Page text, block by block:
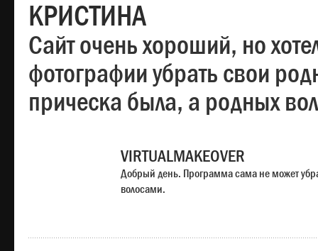
КРИСТИНА
Сайт очень хороший, но
фотографии убрать свои
прическа была, а родных
VIRTUALMAKEOVER
Добрый день. Программа сама не может
волосами.